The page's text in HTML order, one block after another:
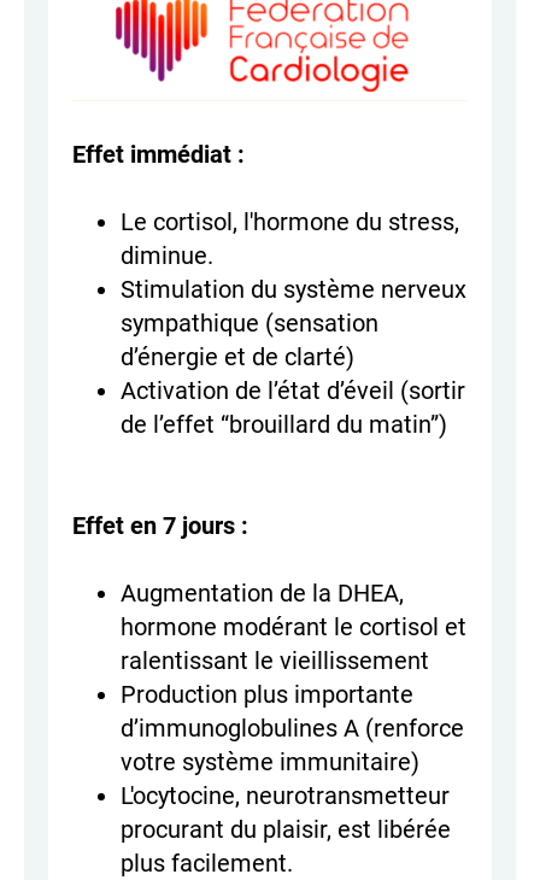
Effet immédiat :
Le cortisol, l'hormone du stress,
diminue.
Stimulation du système nerveux
sympathique (sensation
d’énergie et de clarté)
Activation de l’état d’éveil (sortir
de l’effet “brouillard du matin”)
Effet en 7 jours :
Augmentation de la DHEA,
hormone modérant le cortisol et
ralentissant le vieillissement
Production plus importante
d’immunoglobulines A (renforce
votre système immunitaire)
L'ocytocine, neurotransmetteur
procurant du plaisir, est libérée
plus facilement.